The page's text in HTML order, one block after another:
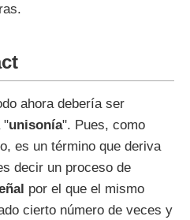
ahora debería ser
"unisonía". Pues, como
es un término que deriva
decir un proceso de
por el que el mismo
cierto número de veces y